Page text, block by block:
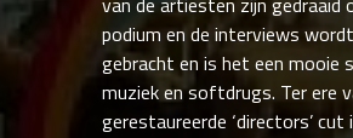
podium en de interviews
gebracht en is het een mooie
muziek en softdrugs. Ter ere
gerestaureerde ‘directors’